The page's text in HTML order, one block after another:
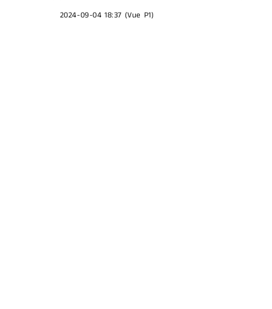
2024-09-04 18:37 (Vue P1)